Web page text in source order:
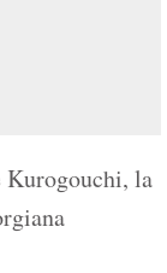
Kurogouchi, la